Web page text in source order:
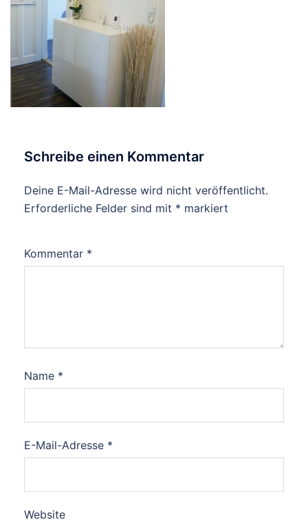
Schreibe einen Kommentar
Deine E-Mail-Adresse wird nicht veröffentlicht.
Erforderliche Felder sind mit * markiert
Kommentar *
Name *
E-Mail-Adresse *
Website